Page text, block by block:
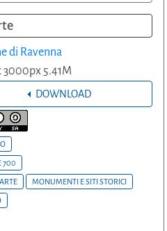
di Ravenna
4000 x 3000px 5.41M
DOWNLOAD
700
MONUMENTI E SITI STORICI